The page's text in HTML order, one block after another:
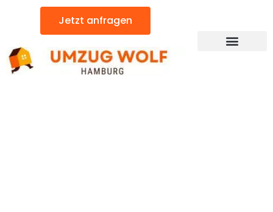
Jetzt anfragen